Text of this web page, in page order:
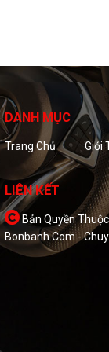
DANH MỤC
Trang Chủ Giới
LIÊN KẾT
Bản Quyền
Bonbanh.com -